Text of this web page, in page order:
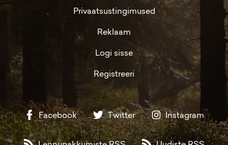
Privaatsustingimused
Reklaam
Logi sisse
Registreeri
Facebook Twitter Instagram